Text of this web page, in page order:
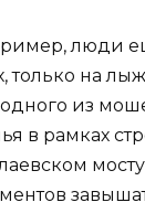
люди
только на
из
в рамках